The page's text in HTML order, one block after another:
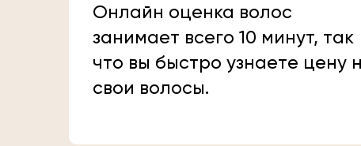
Онлайн оценка волос
занимает всего 10 минут, так
что вы быстро узнаете цену
свои волосы.